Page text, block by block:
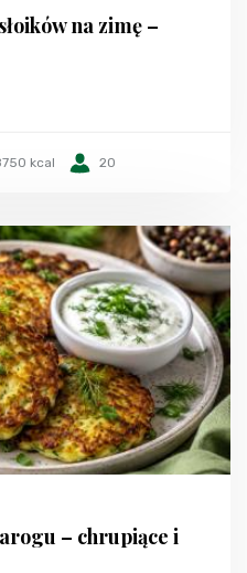
na zimę –
kcal 20
– chrupiące i